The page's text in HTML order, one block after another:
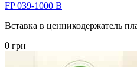
FP 039-1000 B
Вставка в ценникодержатель
0 грн